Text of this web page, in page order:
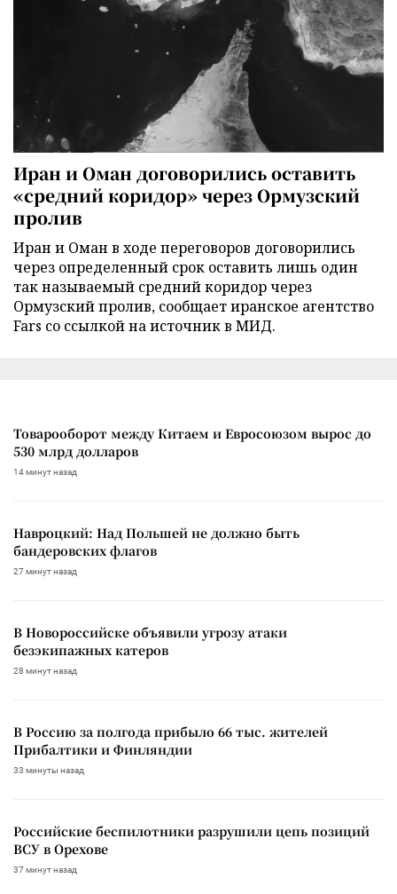
Иран и Оман договорились оставить
«средний коридор» через Ормузский
пролив
Иран и Оман в ходе переговоров договорились
через определенный срок оставить лишь один
так называемый средний коридор через
Ормузский пролив, сообщает иранское агентство
Fars со ссылкой на источник в МИД.
Товарооборот между Китаем и Евросоюзом вырос до
530 млрд долларов
14 минут назад
Навроцкий: Над Польшей не должно быть
бандеровских флагов
27 минут назад
В Новороссийске объявили угрозу атаки
безэкипажных катеров
28 минут назад
В Россию за полгода прибыло 66 тыс. жителей
Прибалтики и Финляндии
33 минуты назад
Российские беспилотники разрушили цепь позиций
ВСУ в Орехове
37 минут назад